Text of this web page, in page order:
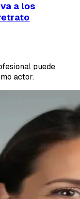
a los
puede
actor.